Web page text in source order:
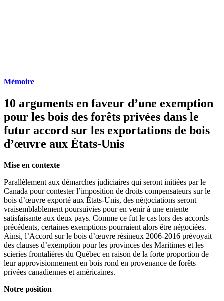
Mémoire
10 arguments en faveur d’une exemption
pour les bois des forêts privées dans le
futur accord sur les exportations de bois
d’œuvre aux États-Unis
Mise en contexte
Parallèlement aux démarches judiciaires qui seront initiées par le
Canada pour contester l’imposition de droits compensateurs sur le
bois d’œuvre exporté aux États-Unis, des négociations seront
vraisemblablement poursuivies pour en venir à une entente
satisfaisante aux deux pays. Comme ce fut le cas lors des accords
précédents, certaines exemptions pourraient alors être négociées.
Ainsi, l’Accord sur le bois d’œuvre résineux 2006-2016 prévoyait
des clauses d’exemption pour les provinces des Maritimes et les
scieries frontalières du Québec en raison de la forte proportion de
leur approvisionnement en bois rond en provenance de forêts
privées canadiennes et américaines.
Notre position